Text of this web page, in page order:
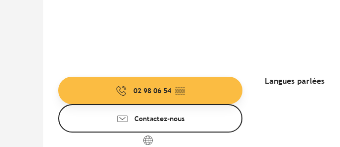
02 98 06 54 ▒▒
Contactez-nous
Langues parlées
Langues parlées